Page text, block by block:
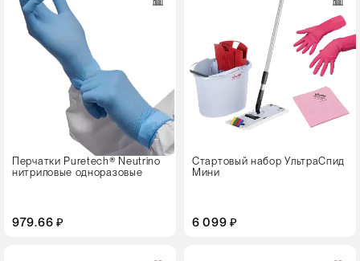
Перчатки Puretech® Neutrino
нитриловые одноразовые
979.66 ₽
Стартовый набор УльтраСпид
Мини
6 099 ₽